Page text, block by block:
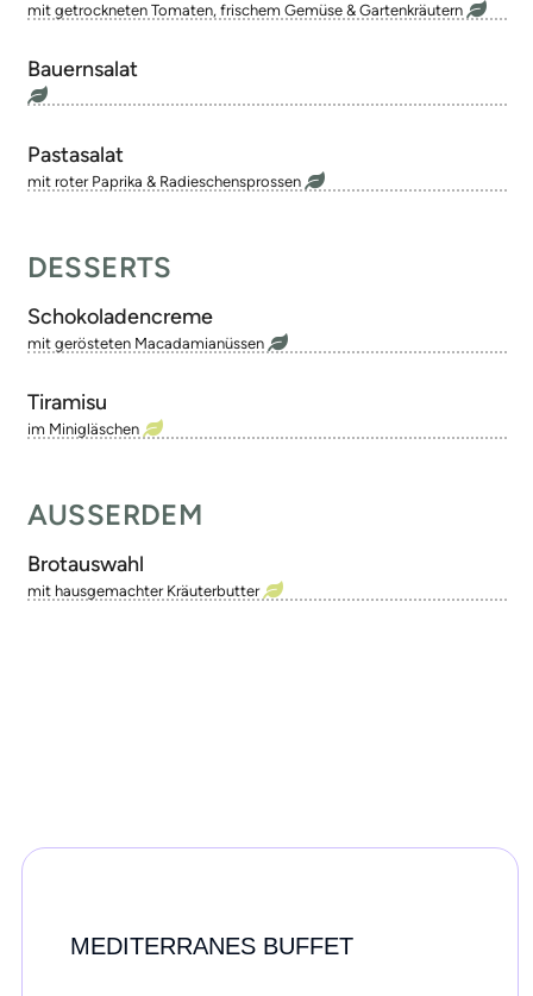
mit getrockneten Tomaten, frischem Gemüse & Gartenkräutern
Bauernsalat
Pastasalat
mit roter Paprika & Radieschensprossen
DESSERTS
Schokoladencreme
mit gerösteten Macadamianüssen
Tiramisu
im Minigläschen
AUSSERDEM
Brotauswahl
mit hausgemachter Kräuterbutter
MEDITERRANES BUFFET